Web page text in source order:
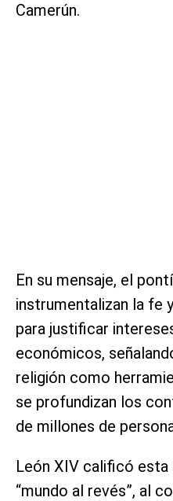
Camerún.
En su mensaje, el
instrumentalizan la fe
para justificar
económicos,
religión como
se profundizan los
de millones de
León XIV calificó
“mundo al revés”, al